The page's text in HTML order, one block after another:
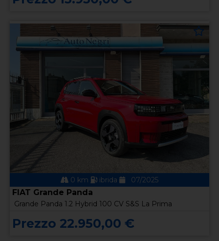
0 km ibrida 07/2025
FIAT Grande Panda
Grande Panda 1.2 Hybrid 100 CV S&S La Prima
Prezzo 22.950,00 €